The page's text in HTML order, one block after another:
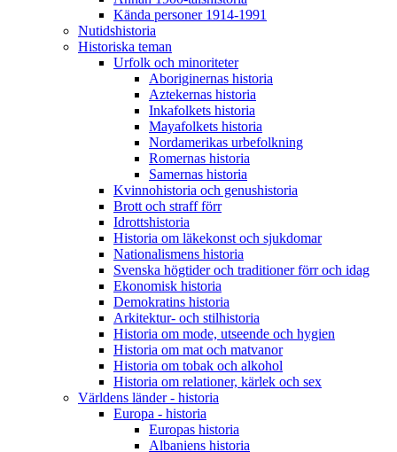
Kända personer 1914-1991
Nutidshistoria
Historiska teman
Urfolk och minoriteter
Aboriginernas historia
Aztekernas historia
Inkafolkets historia
Mayafolkets historia
Nordamerikas urbefolkning
Romernas historia
Samernas historia
Kvinnohistoria och genushistoria
Brott och straff förr
Idrottshistoria
Historia om läkekonst och sjukdomar
Nationalismens historia
Svenska högtider och traditioner förr och idag
Ekonomisk historia
Demokratins historia
Arkitektur- och stilhistoria
Historia om mode, utseende och hygien
Historia om mat och matvanor
Historia om tobak och alkohol
Historia om relationer, kärlek och sex
Världens länder - historia
Europa - historia
Europas historia
Albaniens historia